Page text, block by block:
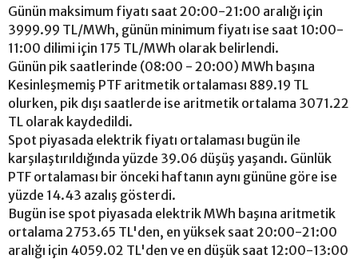
Günün maksimum fiyatı saat 20:00-21:00 aralığı için
3999.99 TL/MWh, günün minimum fiyatı ise saat 10:00-
11:00 dilimi için 175 TL/MWh olarak belirlendi.
Günün pik saatlerinde (08:00 - 20:00) MWh başına
Kesinleşmemiş PTF aritmetik ortalaması 889.19 TL
olurken, pik dışı saatlerde ise aritmetik ortalama 3071.22
TL olarak kaydedildi.
Spot piyasada elektrik fiyatı ortalaması bugün ile
karşılaştırıldığında yüzde 39.06 düşüş yaşandı. Günlük
PTF ortalaması bir önceki haftanın aynı gününe göre ise
yüzde 14.43 azalış gösterdi.
Bugün ise spot piyasada elektrik MWh başına aritmetik
ortalama 2753.65 TL'den, en yüksek saat 20:00-21:00
aralığı için 4059.02 TL'den ve en düşük saat 12:00-13:00